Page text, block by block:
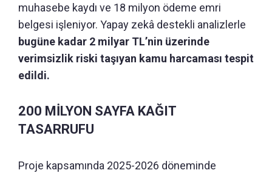
muhasebe kaydı ve 18 milyon ödeme emri
belgesi işleniyor. Yapay zekâ destekli analizlerle
bugüne kadar 2 milyar TL’nin üzerinde
verimsizlik riski taşıyan kamu harcaması tespit
edildi.
200 MİLYON SAYFA KAĞIT
TASARRUFU
Proje kapsamında 2025-2026 döneminde